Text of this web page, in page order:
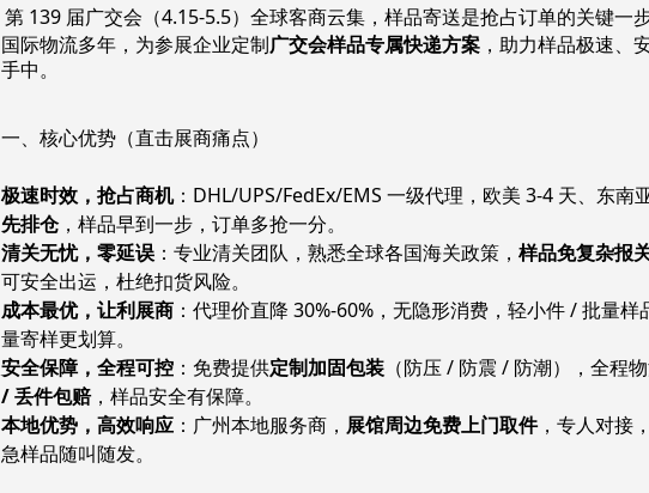
第 139 届广交会（4.15-5.5）全球客商云集，样品寄送是抢占订单的关键一
国际物流多年，为参展企业定制广交会样品专属快递方案 ，助力样品极速、
手中。
一、核心优势（直击展商痛点）
极速时效，抢占商机：DHL/UPS/FedEx/EMS 一级代理，欧美 3-4 天、东南
先排仓，样品早到一步，订单多抢一分。
清关无忧，零延误 ：专业清关团队，熟悉全球各国海关政策， 样品免复杂报
可安全出运，杜绝扣货风险。
成本最优，让利展商 ：代理价直降 30%-60%，无隐形消费，轻小件 / 批量样
量寄样更划算。
安全保障，全程可控 ：免费提供定制加固包装 （防压 / 防震 / 防潮），全程
/ 丢件包赔，样品安全有保障。
本地优势，高效响应 ：广州本地服务商， 展馆周边免费上门取件，专人对接
急样品随叫随发。